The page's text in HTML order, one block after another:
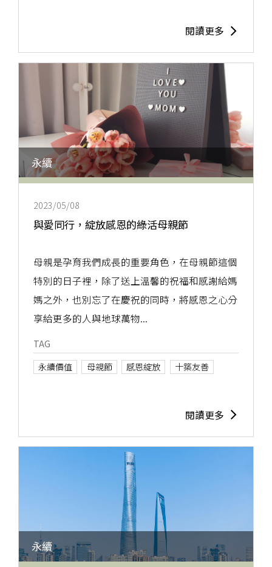
閱讀更多
永續
2023/05/08
與愛同行，綻放感恩的綠活母親節
母親是孕育我們成長的重要角色，在母親節這個
特別的日子裡，除了送上溫馨的祝福和感謝給媽
媽之外，也別忘了在慶祝的同時，將感恩之心分
享給更多的人與地球萬物...
TAG
永續價值
母親節 感恩綻放 十築友善
閱讀更多
永續